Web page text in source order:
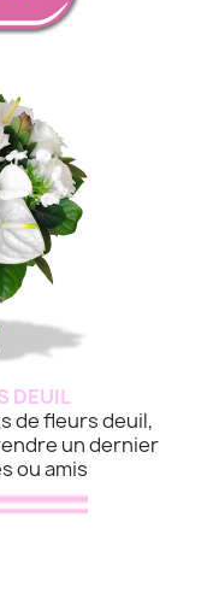
DEUIL
de fleurs deuil,
un dernier
ou amis